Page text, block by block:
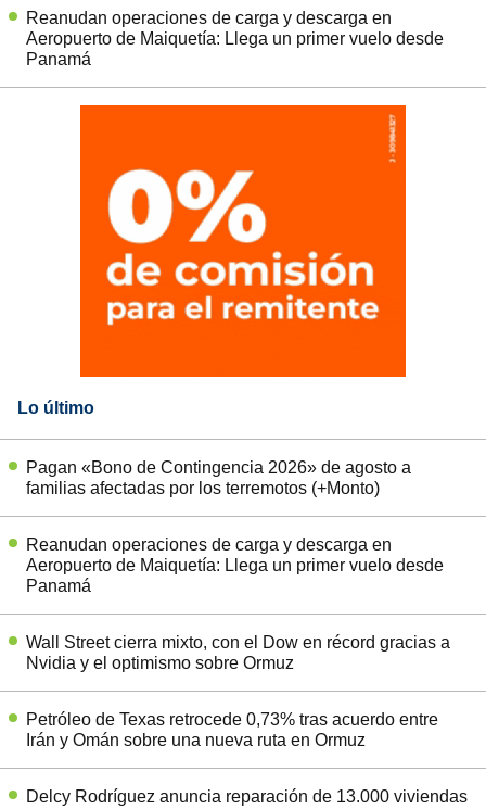
Reanudan operaciones de carga y descarga en
Aeropuerto de Maiquetía: Llega un primer vuelo desde
Panamá
Lo último
Pagan «Bono de Contingencia 2026» de agosto a
familias afectadas por los terremotos (+Monto)
Reanudan operaciones de carga y descarga en
Aeropuerto de Maiquetía: Llega un primer vuelo desde
Panamá
Wall Street cierra mixto, con el Dow en récord gracias a
Nvidia y el optimismo sobre Ormuz
Petróleo de Texas retrocede 0,73% tras acuerdo entre
Irán y Omán sobre una nueva ruta en Ormuz
Delcy Rodríguez anuncia reparación de 13.000 viviendas